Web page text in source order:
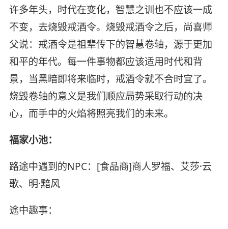
许多年头，时代在变化，智慧之训也不应该一成
不变，去烧毁戒酒令。烧毁戒酒令之后，尚喜师
父说：戒酒令是祖辈传下的智慧卷轴，源于更加
和平的年代。每一件事物都应该适用时代和背
景，当黑暗即将来临时，戒酒令就不合时宜了。
烧毁卷轴的意义是我们顺应局势采取行动的决
心，而手中的火焰将照亮我们的未来。
福家小池：
路途中遇到的NPC：[食品商]商人罗福、艾莎·云
歌、明·黯风
途中趣事：